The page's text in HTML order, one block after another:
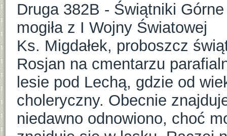
Druga 382B - Świątniki
mogiła z I Wojny Światowej
Ks. Migdałek, proboszcz
Rosjan na cmentarzu
lesie pod Lechą, gdzie od
choleryczny. Obecnie
niedawno odnowiono, choć